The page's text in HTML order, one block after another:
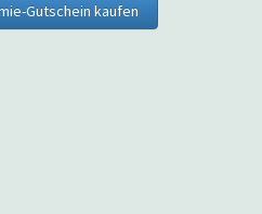
Gutschein kaufen